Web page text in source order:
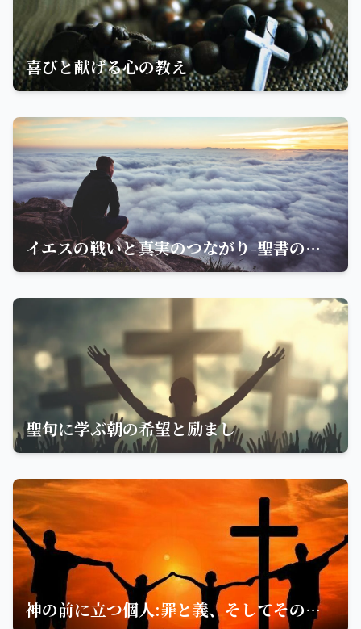
喜びと献げる心の教え
イエスの戦いと真実のつながり-聖書の名言から学ぶ
聖句に学ぶ朝の希望と励まし
神の前に立つ個人:罪と義、そしてその責任についての聖句